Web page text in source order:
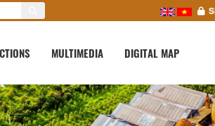
MULTIMEDIA DIGITAL MAP